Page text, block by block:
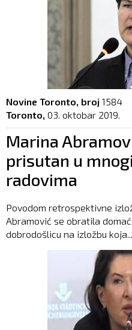
Novine Toronto, broj 1584
Toronto, 03. oktobar 2019.
Marina
prisutan u
radovima
Povodom retrospektivne
Abramović se obratila
dobrodošlicu na izložbu koja...